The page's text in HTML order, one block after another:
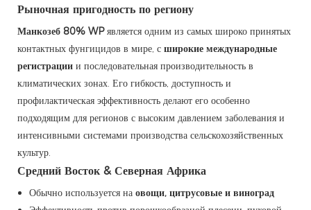
Рыночная пригодность по региону
Манкозеб 80% WPявляется одним из самых широко принятых
контактных фунгицидов в мире, с широкие международные
регистрации и последовательная производительность в
климатических зонах. Его гибкость, доступность и
профилактическая эффективность делают его особенно
подходящим для регионов с высоким давлением заболевания и
интенсивными системами производства сельскохозяйственных
культур.
Средний Восток & Северная Африка
Обычно используется на овощи, цитрусовые и виноград